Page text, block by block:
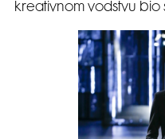
kreativnom vodstvu bio